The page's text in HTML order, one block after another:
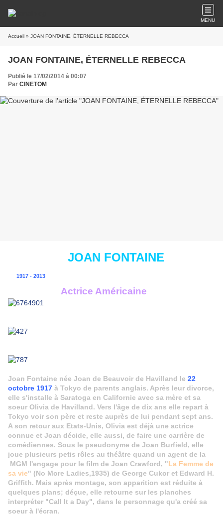
MENU
Accueil » JOAN FONTAINE, ÉTERNELLE REBECCA
JOAN FONTAINE, ÉTERNELLE REBECCA
Publié le 17/02/2014 à 00:07
Par CINETOM
JOAN FONTAINE
1917 - 2013
Actrice Américaine
Joan Fontaine née Joan de Beauvoir de Havilland le 22
octobre 1917 à Tokyo de parents anglais. Après leur divorce,
elle s'installe à Saratoga en Californie avec sa mère et sa
soeur Olivia de Havilland. Vers l'âge de dix ans elle repart à
Tokyo voir son père et reste auprès de lui pendant sept ans.
A son retour aux Etats-Unis, Olivia est déjà une actrice
connue et Joan décide, elle aussi, de faire une carrière de
comédiennes. Sous le pseudonyme de Joan Burfield, elle
joue plusieurs petis rôles au théâtre quand un agent de la
MGM l'engage pour le film de Joan Crawford, "La Femme de
sa vie" (No More Ladies,1935) de George Cukor et Edward H.
Griffith. Mais après montage, son apparition est réduite à
quelques plans; déçue, elle retourne sur les planches
interpréter "Call It a Day", dans le personnage qu'a créé sa
soeur à l'écran.